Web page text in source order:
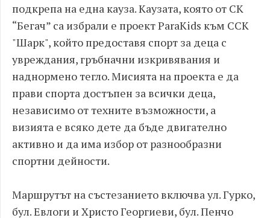
подкрепа на една кауза. Каузата, която от СК
“Бегач” са избрали е проект ParaKids към ССК
"Шарк", който предоставя спорт за деца с
увреждания, гръбначни изкривявания и
наднормено тегло. Мисията на проекта е да
прави спорта достъпен за всички деца,
независимо от техните възможности, a
визията е всяко дете да бъде двигателно
активно и да има избор от разнообразни
спортни дейности.
Маршрутът на състезанието включва ул. Гурко,
бул. Евлоги и Христо Георгиеви, бул. Пенчо